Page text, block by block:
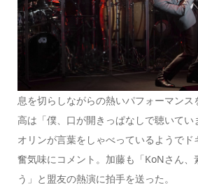
息を切らしながらの熱いパフォーマン
高は「僕、口が開きっぱなしで聴いてい
オリンが言葉をしゃべっているようでド
奮気味にコメント。加藤も「KoNさん、
う」と盟友の熱演に拍手を送った。